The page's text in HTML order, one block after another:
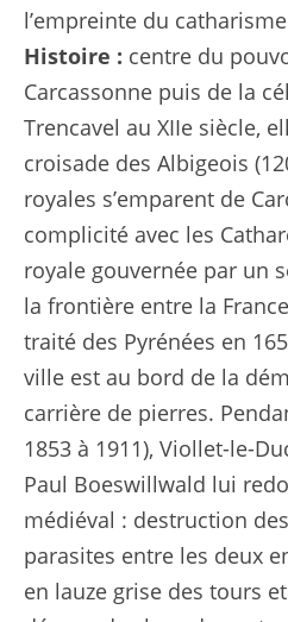
l’empreinte du
Histoire : centre du
Carcassonne puis de la
Trencavel au XIIe siècle,
croisade des Albigeois
royales s’emparent de
complicité avec les
royale gouvernée par un
la frontière entre la
traité des Pyrénées en
ville est au bord de la
carrière de pierres.
1853 à 1911), Viollet-le-
Paul Boeswillwald lui
médiéval : destruction
parasites entre les deux
en lauze grise des tours